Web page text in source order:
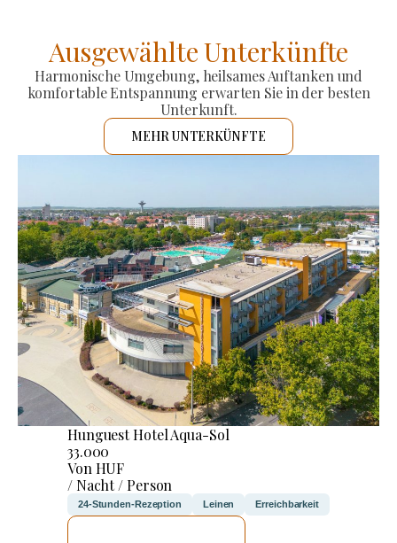
Ausgewählte Unterkünfte
Harmonische Umgebung, heilsames Auftanken und
komfortable Entspannung erwarten Sie in der besten
Unterkunft.
MEHR UNTERKÜNFTE
Hunguest Hotel Aqua-Sol
33.000
Von HUF
/ Nacht / Person
24-Stunden-Rezeption Leinen Erreichbarkeit